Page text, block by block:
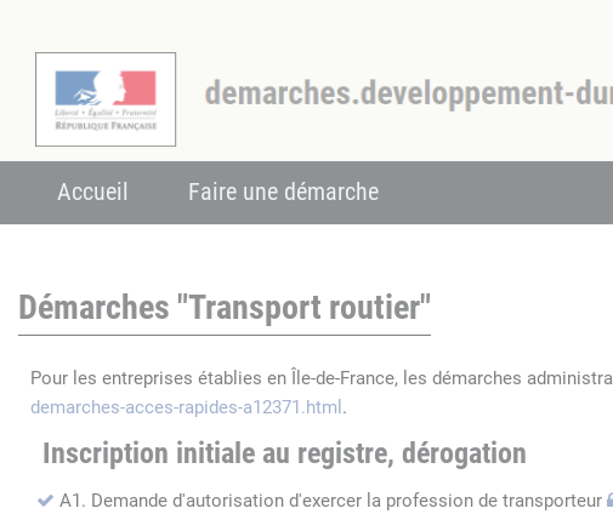
Accueil Faire une démarche
Démarches "Transport routier"
Pour les entreprises établies en Île-de-France, les démarches
demarches-acces-rapides-a12371.html .
Inscription initiale au registre, dérogation
A1. Demande d'autorisation d'exercer la profession de transporteur